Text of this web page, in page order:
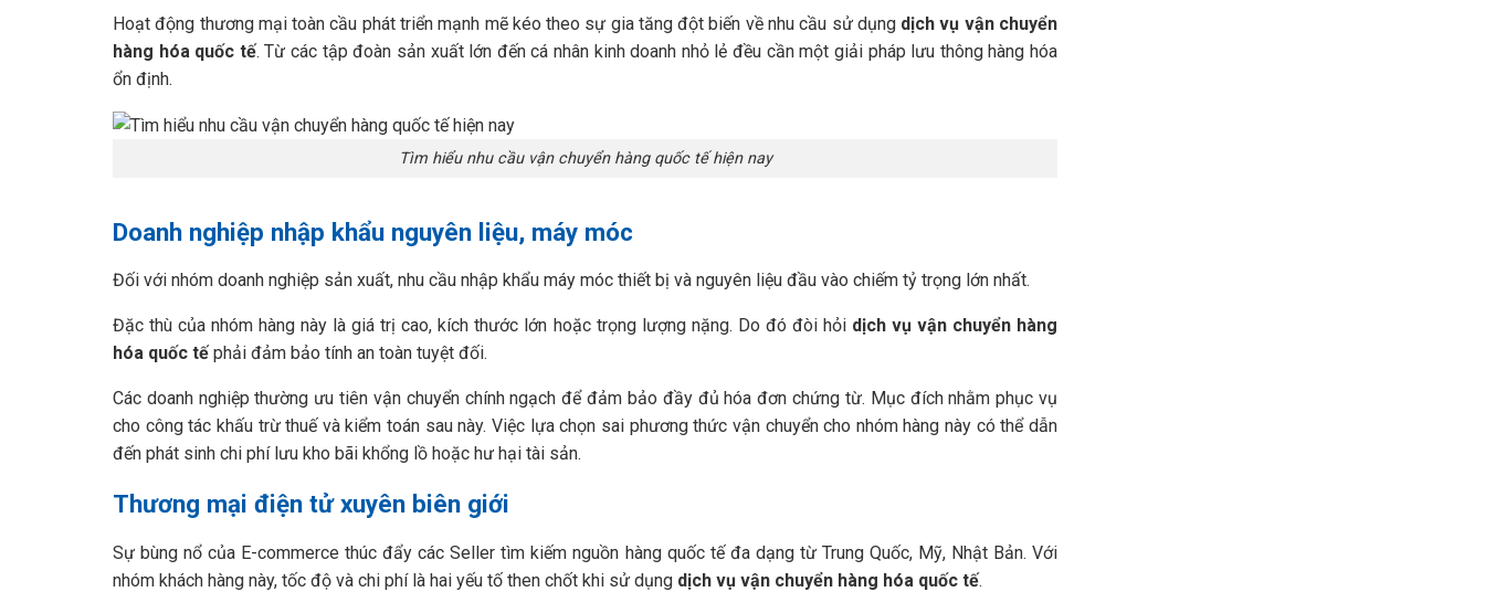
Hoạt động thương mại toàn cầu phát triển mạnh mẽ kéo theo sự gia tăng đột biến về nhu cầu sử dụngdịch vụ vận chuyển
hàng hóa quốc tế. Từ các tập đoàn sản xuất lớn đến cá nhân kinh doanh nhỏ lẻ đều cần một giải pháp lưu thông hàng hóa
ổn định.
Tìm hiểu nhu cầu vận chuyển hàng quốc tế hiện nay
Doanh nghiệp nhập khẩu nguyên liệu, máy móc
Đối với nhóm doanh nghiệp sản xuất, nhu cầu nhập khẩu máy móc thiết bị và nguyên liệu đầu vào chiếm tỷ trọng lớn nhất.
Đặc thù của nhóm hàng này là giá trị cao, kích thước lớn hoặc trọng lượng nặng. Do đó đòi hỏi dịch vụ vận chuyển hàng
hóa quốc tế phải đảm bảo tính an toàn tuyệt đối.
Các doanh nghiệp thường ưu tiên vận chuyển chính ngạch để đảm bảo đầy đủ hóa đơn chứng từ. Mục đích nhằm phục vụ
cho công tác khấu trừ thuế và kiểm toán sau này. Việc lựa chọn sai phương thức vận chuyển cho nhóm hàng này có thể dẫn
đến phát sinh chi phí lưu kho bãi khổng lồ hoặc hư hại tài sản.
Thương mại điện tử xuyên biên giới
Sự bùng nổ của E-commerce thúc đẩy các Seller tìm kiếm nguồn hàng quốc tế đa dạng từ Trung Quốc, Mỹ, Nhật Bản. Với
nhóm khách hàng này, tốc độ và chi phí là hai yếu tố then chốt khi sử dụng dịch vụ vận chuyển hàng hóa quốc tế.